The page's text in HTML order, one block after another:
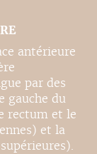
antérieure
par des
gauche du
rectum et le
et la